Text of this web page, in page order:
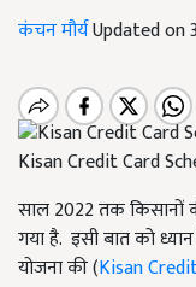
कंचन मौर्यUpdated on
Kisan Credit Card
साल 2022 तक किसानों
गया है. इसी बात को
योजना की (Kisan